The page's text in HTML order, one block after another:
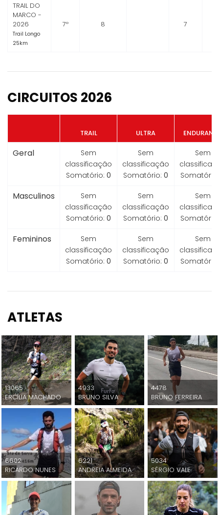
TRAIL DO
MARCO -
2026
Trail Longo
25km
7º 8 7
CIRCUITOS 2026
TRAIL ULTRA
Geral
Sem
classificação
Somatório: 0
Sem
classificação
Somatório: 0
Sem
Masculinos
Sem
classificação
Somatório: 0
Sem
classificação
Somatório: 0
Sem
Femininos
Sem
classificação
Somatório: 0
Sem
classificação
Somatório: 0
Sem
ATLETAS
13065
ERCÍLIA MACHADO
4933
BRUNO SILVA
4478
BRUNO FERREIRA
6602
RICARDO NUNES
6221
ANDREIA ALMEIDA
5034
SÉRGIO VALE